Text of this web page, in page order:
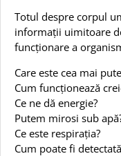
Totul despre corpul
informații uimitoare
funcționare a
Care este cea mai
Cum funcționează
Ce ne dă energie?
Putem mirosi sub
Ce este respirația?
Cum poate fi